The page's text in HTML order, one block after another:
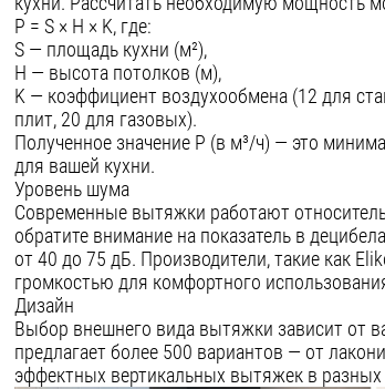
P = S × H × K, где:
S — площадь кухни (м²),
H — высота потолков (м),
K — коэффициент воздухообмена (12 для
плит, 20 для газовых).
Полученное значение P (в м³/ч) — это
для вашей кухни.
Уровень шума
Современные вытяжки работают
обратите внимание на показатель в
от 40 до 75 дБ. Производители, такие как
громкостью для комфортного
Дизайн
Выбор внешнего вида вытяжки зависит от
предлагает более 500 вариантов — от
эффектных вертикальных вытяжек в разных